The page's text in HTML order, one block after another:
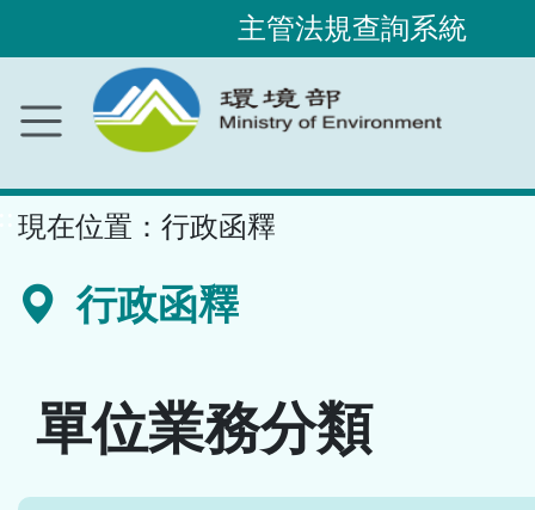
內
容
主管法規查詢系統
現在位置： 行政函釋
行政函釋
單位業務分類